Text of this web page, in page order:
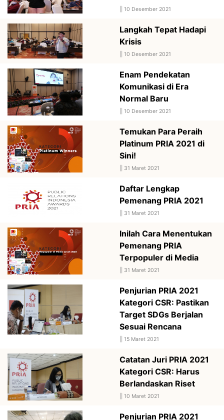
10 Desember 2021
Langkah Tepat Hadapi
Krisis
10 Desember 2021
Enam Pendekatan
Komunikasi di Era
Normal Baru
10 Desember 2021
Temukan Para Peraih
Platinum PRIA 2021 di
Sini!
31 Maret 2021
Daftar Lengkap
Pemenang PRIA 2021
31 Maret 2021
Inilah Cara Menentukan
Pemenang PRIA
Terpopuler di Media
31 Maret 2021
Penjurian PRIA 2021
Kategori CSR: Pastikan
Target SDGs Berjalan
Sesuai Rencana
15 Maret 2021
Catatan Juri PRIA 2021
Kategori CSR: Harus
Berlandaskan Riset
10 Maret 2021
Penjurian PRIA 2021